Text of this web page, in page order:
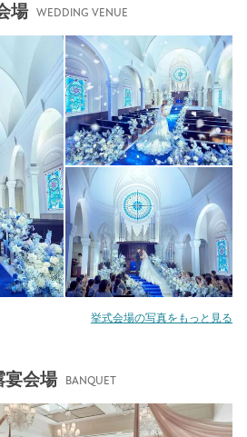
場 WEDDING VENUE
挙式会場の写真をもっと見る
宴会場 BANQUET